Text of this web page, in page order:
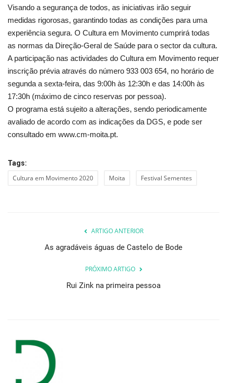
Visando a segurança de todos, as iniciativas irão seguir
medidas rigorosas, garantindo todas as condições para uma
experiência segura. O Cultura em Movimento cumprirá todas
as normas da Direção-Geral de Saúde para o sector da cultura.
A participação nas actividades do Cultura em Movimento requer
inscrição prévia através do número 933 003 654, no horário de
segunda a sexta-feira, das 9:00h às 12:30h e das 14:00h às
17:30h (máximo de cinco reservas por pessoa).
O programa está sujeito a alterações, sendo periodicamente
avaliado de acordo com as indicações da DGS, e pode ser
consultado em www.cm-moita.pt.
Tags:
Cultura em Movimento 2020 Moita Festival Sementes
ARTIGO ANTERIOR
As agradáveis águas de Castelo de Bode
PRÓXIMO ARTIGO
Rui Zink na primeira pessoa